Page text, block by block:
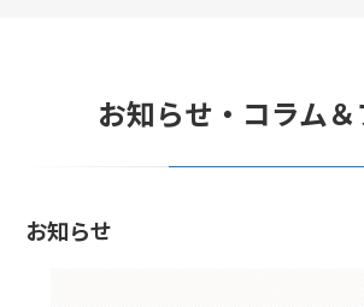
お知らせ・コラム
お知らせ